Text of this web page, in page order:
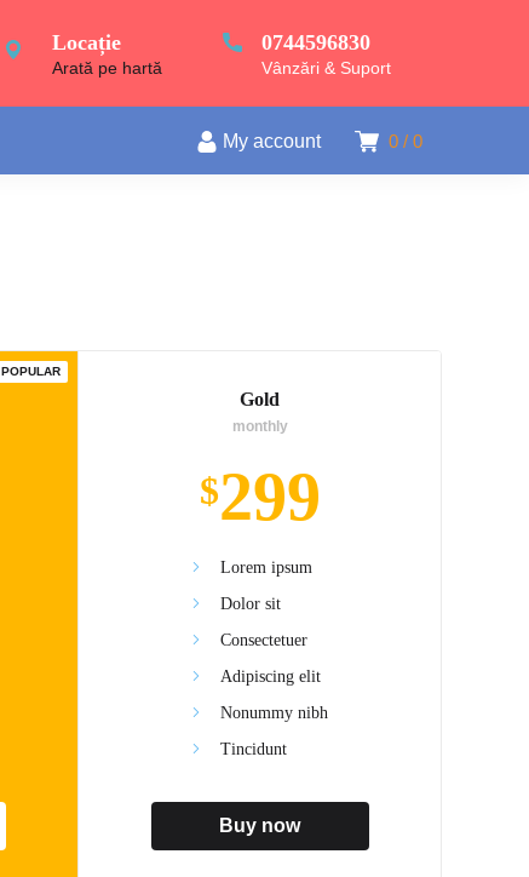
Locație
Arată pe hartă
0744596830
Vânzări & Suport
0 0
My account
POPULAR
Gold
monthly
$299
Lorem ipsum
Dolor sit
Consectetuer
Adipiscing elit
Nonummy nibh
Tincidunt
Buy now